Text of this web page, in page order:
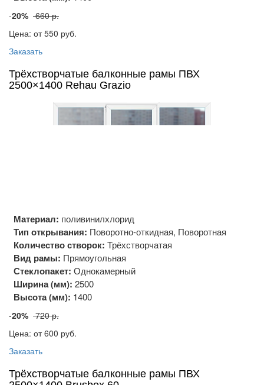
-20% 660 р.
Цена: от 550 руб.
Заказать
Трёхстворчатые балконные рамы ПВХ
2500×1400 Rehau Grazio
Материал: поливинилхлорид
Тип открывания: Поворотно-откидная, Поворотная
Количество створок: Трёхстворчатая
Вид рамы: Прямоугольная
Стеклопакет: Однокамерный
Ширина (мм): 2500
Высота (мм): 1400
-20% 720 р.
Цена: от 600 руб.
Заказать
Трёхстворчатые балконные рамы ПВХ